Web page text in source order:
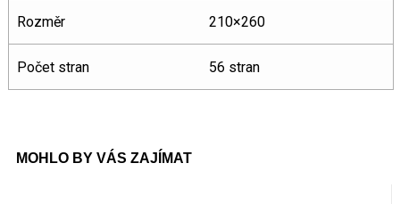
Rozměr 210×260
Počet stran 56 stran
MOHLO BY VÁS ZAJÍMAT